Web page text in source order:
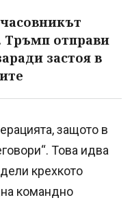
Тръмп отправи
застоя в
защото в
Това идва
крехкото
командно